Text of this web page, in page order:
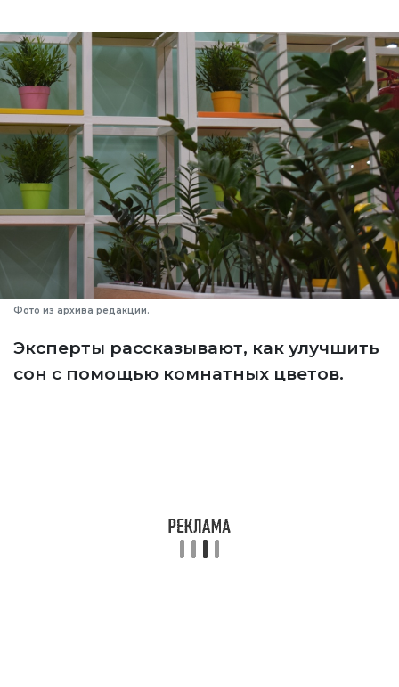
Фото из архива редакции.
Эксперты рассказывают, как улучшить
сон с помощью комнатных цветов.